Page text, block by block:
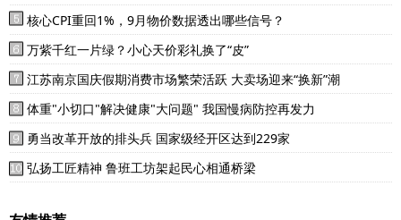
核心CPI重回1%，9月物价数据透出哪些信号？
万紫千红一片绿？小心天价彩礼换了“皮”
江苏南京国庆假期消费市场繁荣活跃 大卖场迎来“换新”潮
体重"小切口"解决健康"大问题" 我国慢病防控再发力
勇当改革开放的排头兵 国家级经开区达到229家
弘扬工匠精神 鲁班工坊架起民心相通桥梁